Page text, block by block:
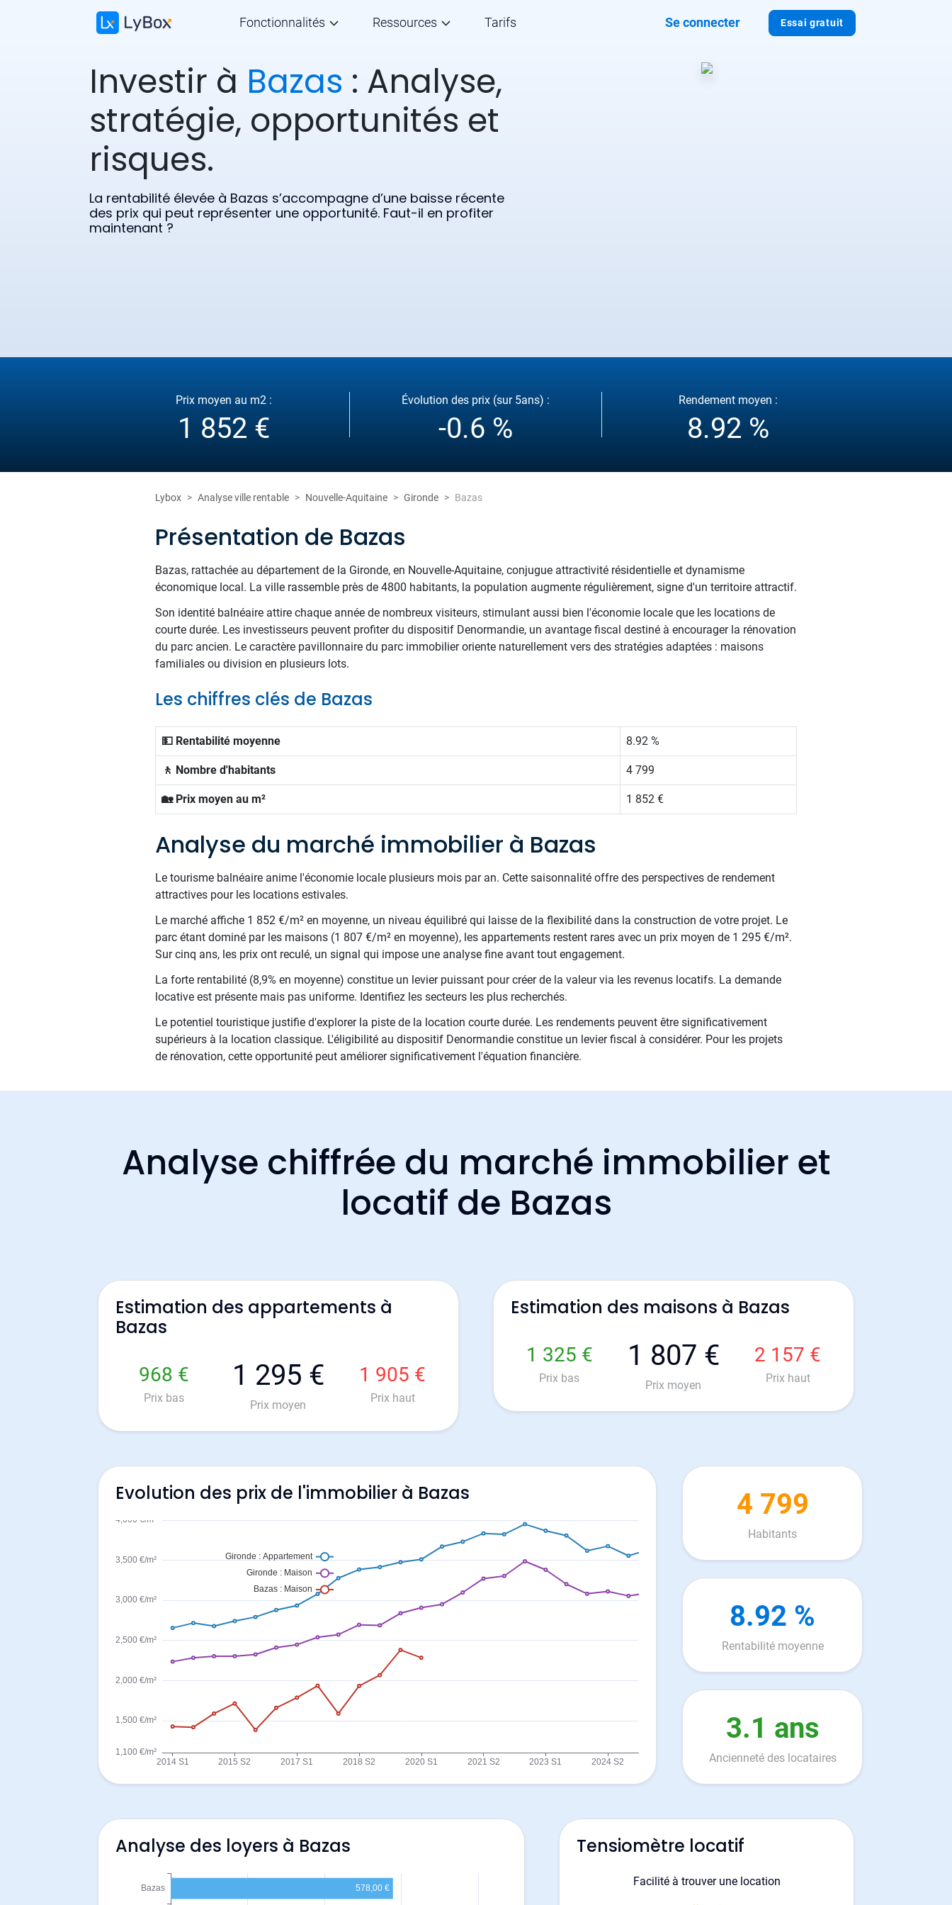
Essai gratuit
Fonctionnalités Ressources Tarifs Se connecter
Investir à Bazas : Analyse,
stratégie, opportunités et
risques.
La rentabilité élevée à Bazas s’accompagne d’une baisse récente
des prix qui peut représenter une opportunité. Faut-il en profiter
maintenant ?
Prix moyen au m2 :
1 852 €
Évolution des prix (sur 5ans) :
-0.6 %
Rendement moyen :
8.92 %
Lybox Analyse ville rentable Nouvelle-Aquitaine Gironde Bazas
Présentation de Bazas
Bazas, rattachée au département de la Gironde, en Nouvelle-Aquitaine, conjugue attractivité résidentielle et dynamisme
économique local. La ville rassemble près de 4800 habitants, la population augmente régulièrement, signe d'un territoire attractif.
Son identité balnéaire attire chaque année de nombreux visiteurs, stimulant aussi bien l'économie locale que les locations de
courte durée. Les investisseurs peuvent profiter du dispositif Denormandie, un avantage fiscal destiné à encourager la rénovation
du parc ancien. Le caractère pavillonnaire du parc immobilier oriente naturellement vers des stratégies adaptées : maisons
familiales ou division en plusieurs lots.
Les chiffres clés de Bazas
💵 Rentabilité moyenne 8.92 %
🚶 Nombre d'habitants 4 799
🏡 Prix moyen au m² 1 852 €
Analyse du marché immobilier à Bazas
Le tourisme balnéaire anime l'économie locale plusieurs mois par an. Cette saisonnalité offre des perspectives de rendement
attractives pour les locations estivales.
Le marché affiche 1 852 €/m² en moyenne, un niveau équilibré qui laisse de la flexibilité dans la construction de votre projet. Le
parc étant dominé par les maisons (1 807 €/m² en moyenne), les appartements restent rares avec un prix moyen de 1 295 €/m².
Sur cinq ans, les prix ont reculé, un signal qui impose une analyse fine avant tout engagement.
La forte rentabilité (8,9% en moyenne) constitue un levier puissant pour créer de la valeur via les revenus locatifs. La demande
locative est présente mais pas uniforme. Identifiez les secteurs les plus recherchés.
Le potentiel touristique justifie d'explorer la piste de la location courte durée. Les rendements peuvent être significativement
supérieurs à la location classique. L'éligibilité au dispositif Denormandie constitue un levier fiscal à considérer. Pour les projets
de rénovation, cette opportunité peut améliorer significativement l'équation financière.
Analyse chiffrée du marché immobilier et
locatif de Bazas
Estimation des appartements à
Bazas
968 €
Prix bas
1 295 €
Prix moyen
1 905 €
Prix haut
Estimation des maisons à Bazas
1 325 €
Prix bas
1 807 €
Prix moyen
2 157 €
Prix haut
Evolution des prix de l'immobilier à Bazas 4 799
Habitants
8.92 %
Rentabilité moyenne
3.1 ans
Ancienneté des locataires
Analyse des loyers à Bazas Tensiomètre locatif
Facilité à trouver une location